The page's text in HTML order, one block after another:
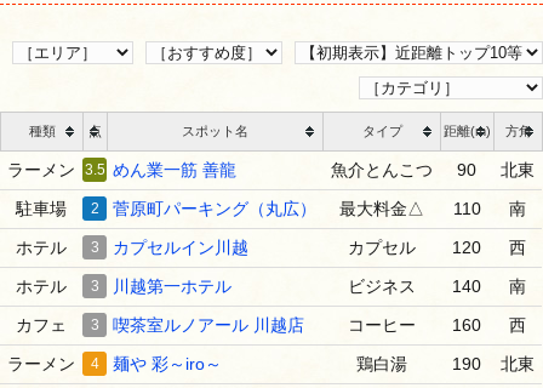
種類 点 スポット名 タイプ 距離(m) 方角
ラーメン 3.5 めん業一筋 善龍 魚介とんこつ 90 北東
駐車場 2 菅原町パーキング（丸広） 最大料金△ 110 南
ホテル 3 カプセルイン川越 カプセル 120 西
ホテル 3 川越第一ホテル ビジネス 140 南
カフェ 3 喫茶室ルノアール 川越店 コーヒー 160 西
ラーメン 4 麺や 彩～iro～ 鶏白湯 190 北東